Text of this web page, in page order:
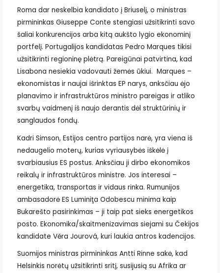
Roma dar neskelbia kandidato į Briuselį, o ministras
pirmininkas Giuseppe Conte stengiasi užsitikrinti savo
šaliai konkurencijos arba kitą aukšto lygio ekonominį
portfelį. Portugalijos kandidatas Pedro Marques tikisi
užsitikrinti regioninę plėtrą. Pareigūnai patvirtina, kad
Lisabona nesiekia vadovauti žemės ūkiui. Marques –
ekonomistas ir naujai išrinktas EP narys, anksčiau ėjo
planavimo ir infrastruktūros ministro pareigas ir atliko
svarbų vaidmenį iš naujo derantis dėl struktūrinių ir
sanglaudos fondų.
Kadri Simson, Estijos centro partijos narė, yra viena iš
nedaugelio moterų, kurias vyriausybės iškėlė į
svarbiausius ES postus. Anksčiau ji dirbo ekonomikos
reikalų ir infrastruktūros ministre. Jos interesai –
energetika, transportas ir vidaus rinka. Rumunijos
ambasadorė ES Luminiţa Odobescu minima kaip
Bukarešto pasirinkimas – ji taip pat sieks energetikos
posto. Ekonomika/skaitmenizavimas siejami su Čekijos
kandidate Věra Jourová, kuri laukia antros kadencijos.
Suomijos ministras pirmininkas Antti Rinne sakė, kad
Helsinkis norėtų užsitikrinti sritį, susijusią su Afrika ar